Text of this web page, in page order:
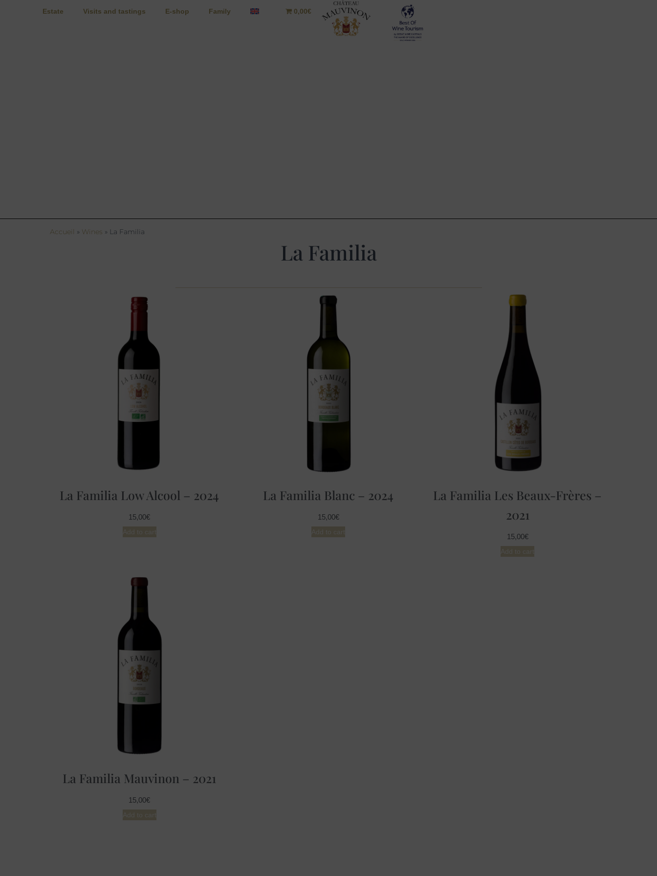
Estate Visits and tastings E-shop Family 0,00€
Accueil » Wines » La Familia
La Familia
La Familia Low Alcool – 2024
15,00€
Add to cart
La Familia Blanc – 2024
15,00€
Add to cart
La Familia Les Beaux-Frères –
2021
15,00€
Add to cart
La Familia Mauvinon – 2021
15,00€
Add to cart